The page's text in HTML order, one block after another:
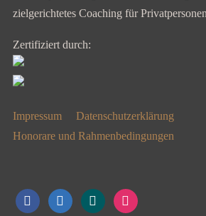
zielgerichtetes Coaching für
Zertifiziert durch:
Impressum
Datenschutzerklärung
Honorare und Rahmenbedingungen
facebooklinkedinxing instagram